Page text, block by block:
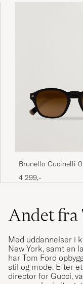
Brunello Cucinelli
Sunglasses Nero
4 299,-
Andet fra
Med uddannelser i
New York, samt en
har Tom Ford
stil og mode. Efter
director for Gucci,